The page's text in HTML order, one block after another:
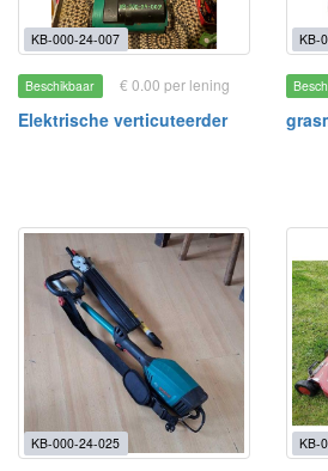
KB-000-24-007
Beschikbaar € 0.00 per lening
Elektrische verticuteerder
KB-
KB-000-24-025 KB-